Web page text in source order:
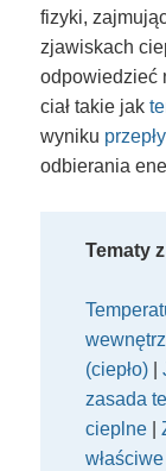
fizyki,
zjawiskach
odpowiedzieć
ciał takie jak
wyniku
odbierania
Tematy
(ciepło) |
zasada
cieplne |
właściwe